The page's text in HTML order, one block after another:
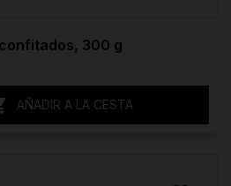
300 g
AÑADIR A LA CESTA